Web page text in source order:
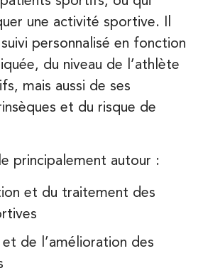
une activité sportive. Il
personnalisé en fonction
du niveau de l’athlète
mais aussi de ses
et du risque de
principalement autour :
et du traitement des
de l’amélioration des
avec balnéothérapie
Malabry – 92
la Division Leclerc 92290
la Division Leclerc 92290 Châtenay-
Balnéothérapie